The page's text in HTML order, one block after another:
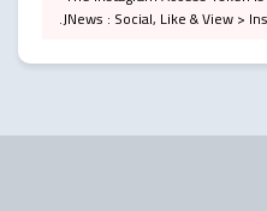
JNews : Social, Like & View >